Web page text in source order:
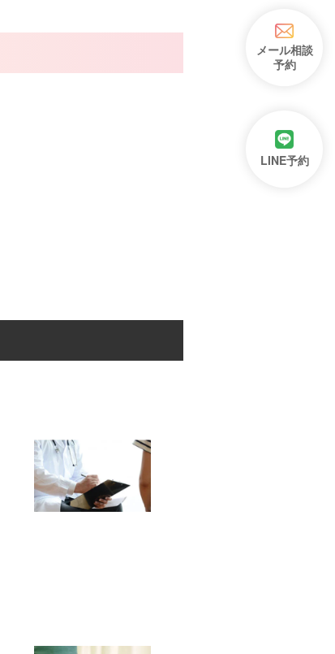
メール相談
予約
LINE予約